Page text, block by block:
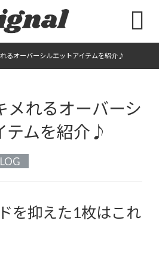

るオーバーシルエットアイテムを紹介♪
メれるオーバーシ
テムを紹介♪
を抑えた1枚はこれ